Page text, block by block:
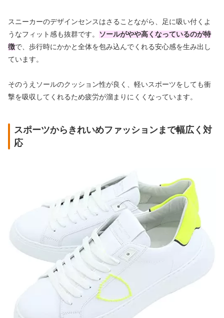
スニーカーのデザインセンスはさることながら、足に吸い付くよ
うなフィット感も抜群です。
ソールがやや高くなっているのが特
徴で、歩行時にかかと全体を包み込んでくれる安心感を生み出し
ています。
そのうえソールのクッション性が良く、軽いスポーツをしても衝
撃を吸収してくれるため疲労が溜まりにくくなっています。
スポーツからきれいめファッションまで幅広く対
応